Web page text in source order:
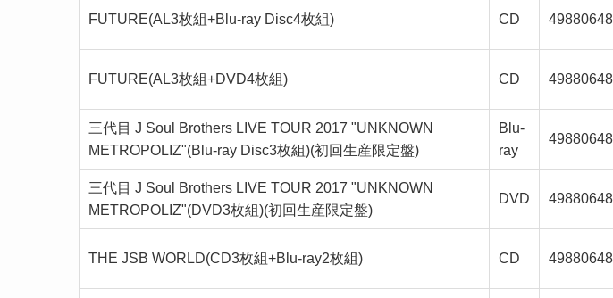
FUTURE(AL3枚組+Blu-ray Disc4枚組) CD
FUTURE(AL3枚組+DVD4枚組) CD
三代目 J Soul Brothers LIVE TOUR 2017 "UNKNOWN
METROPOLIZ"(Blu-ray Disc3枚組)(初回生産限定盤)
Blu-
ray
三代目 J Soul Brothers LIVE TOUR 2017 "UNKNOWN
METROPOLIZ"(DVD3枚組)(初回生産限定盤)
DVD
THE JSB WORLD(CD3枚組+Blu-ray2枚組) CD